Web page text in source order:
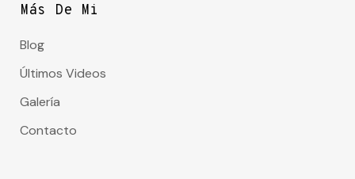
Más De Mi
Blog
Últimos Videos
Galería
Contacto